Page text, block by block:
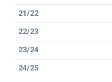
21/22
22/23
23/24
24/25